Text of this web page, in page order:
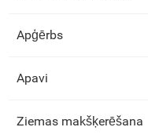
Apģērbs
Apavi
Ziemas makšķerēšana